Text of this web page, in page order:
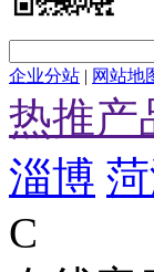
企业分站 | 网站地
热推产
淄博
C